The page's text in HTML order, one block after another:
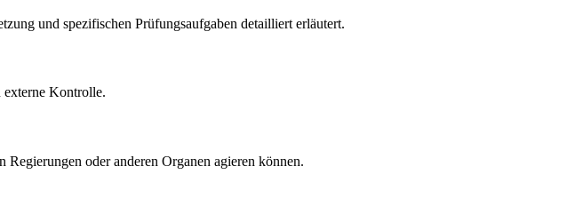
und spezifischen Prüfungsaufgaben detailliert erläutert.
Kontrolle.
oder anderen Organen agieren können.